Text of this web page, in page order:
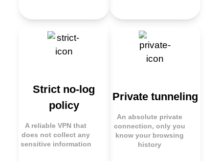
Strict no-log
policy
A reliable VPN that
does not collect any
sensitive information
Private tunneling
An absolute private
connection, only you
know your browsing
history